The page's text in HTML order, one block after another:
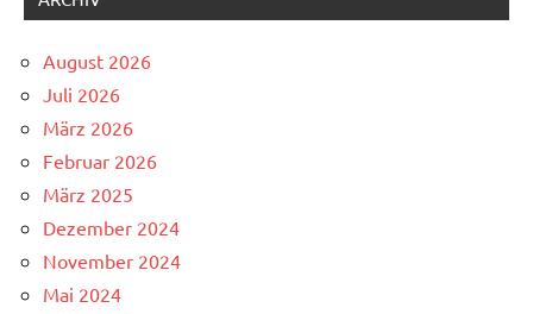
August 2026
Juli 2026
März 2026
Februar 2026
März 2025
Dezember 2024
November 2024
Mai 2024